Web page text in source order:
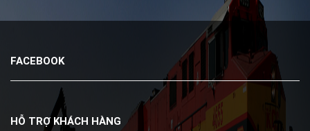
FACEBOOK
HỖ TRỢ KHÁCH HÀNG